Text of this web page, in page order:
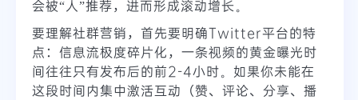
会被“人”推荐，进而形成滚动增长。
要理解社群营销，首先要明确Twitter平台的特
点：信息流极度碎片化，一条视频的黄金曝光时
间往往只有发布后的前2-4小时。如果你未能在
这段时间内集中激活互动（赞、评论、分享、播